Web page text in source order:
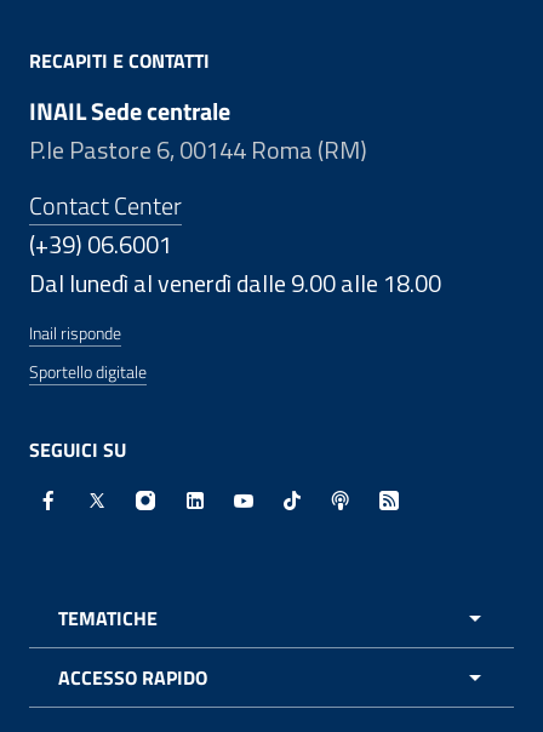
RECAPITI E CONTATTI
INAIL Sede centrale
P.le Pastore 6, 00144 Roma (RM)
Contact Center
(+39) 06.6001
Dal lunedì al venerdì dalle 9.00 alle 18.00
Inail risponde
Sportello digitale
SEGUICI SU
Facebook - Sito esterno - Apertura in nuova finestra
X - Sito esterno - Apertura in nuova finestra
Instagram - Sito esterno - Apertura in
Linkedin - Sito esterno - Apertura in
Youtube - Sito esterno -
TikTok - Sito esterno -
Spreaker - Sito
Feed RSS -
TEMATICHE
ACCESSO RAPIDO